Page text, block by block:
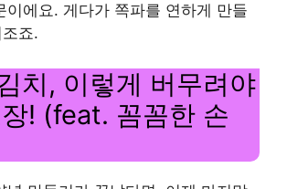
이에요. 게다가 쪽파를 연하게 만들
죠.
치, 이렇게 버무려야
장! (feat. 꼼꼼한 손